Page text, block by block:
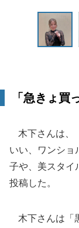
「急きょ買
木下さんは、
いい、ワンショ
子や、美スタイ
投稿した。
木下さんは「